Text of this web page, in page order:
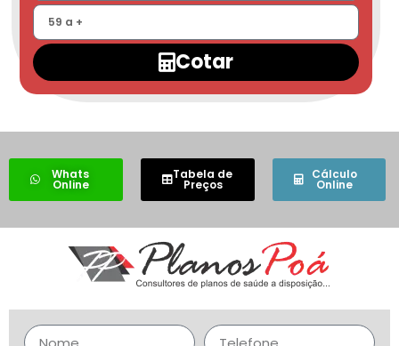
Cotar
Whats
Online
Tabela de
Preços
Cálculo
Online